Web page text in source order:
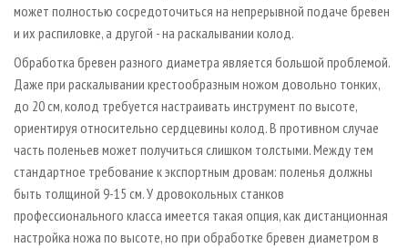
может полностью сосредоточиться на непрерывной подаче бревен
и их распиловке, а другой - на раскалывании колод.
Обработка бревен разного диаметра является большой проблемой.
Даже при раскалывании крестообразным ножом довольно тонких,
до 20 см, колод требуется настраивать инструмент по высоте,
ориентируя относительно сердцевины колод. В противном случае
часть поленьев может получиться слишком толстыми. Между тем
стандартное требование к экспортным дровам: поленья должны
быть толщиной 9-15 см. У дровокольных станков
профессионального класса имеется такая опция, как дистанционная
настройка ножа по высоте, но при обработке бревен диаметром в